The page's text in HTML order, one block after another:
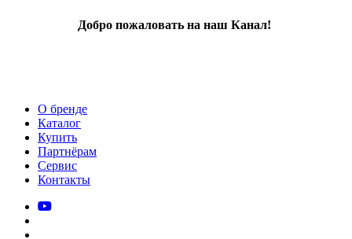
Добро пожаловать на наш Канал!
О бренде
Каталог
Купить
Партнёрам
Сервис
Контакты